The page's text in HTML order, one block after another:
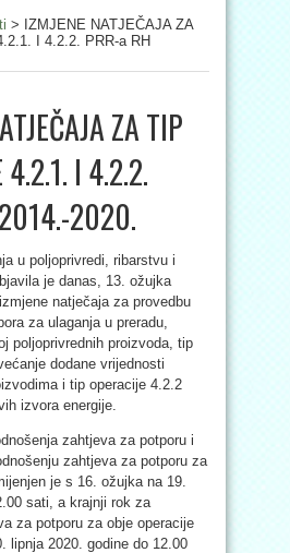
> IZMJENE NATJEČAJA ZA
I 4.2.2. PRR-a RH
ZA TIP
4.2.1. I 4.2.2.
2020.
u poljoprivredi, ribarstvu i
je danas, 13. ožujka
natječaja za provedbu
za ulaganja u preradu,
poljoprivrednih proizvoda, tip
dodane vrijednosti
i tip operacije 4.2.2
izvora energije.
zahtjeva za potporu i
zahtjeva za potporu za
je s 16. ožujka na 19.
sati, a krajnji rok za
za potporu za obje operacije
lipnja 2020. godine do 12.00